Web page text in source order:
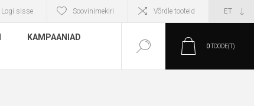
Logi sisse Soovinimekiri Võrdle tooteid
KAMPAANIAD
0TOODE(T)